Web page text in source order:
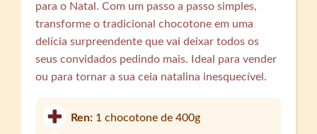
para o Natal. Com um passo a passo simples,
transforme o tradicional chocotone em uma
delícia surpreendente que vai deixar todos os
seus convidados pedindo mais. Ideal para vender
ou para tornar a sua ceia natalina inesquecível.
Ren: 1 chocotone de 400g